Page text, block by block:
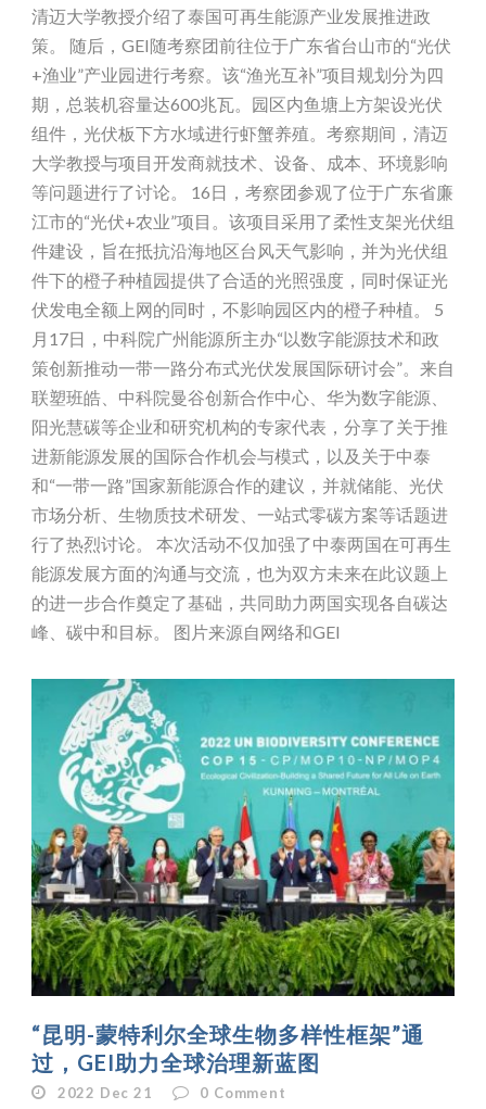
清迈大学教授介绍了泰国可再生能源产业发展推进政
策。 随后，GEI随考察团前往位于广东省台山市的“光伏
+渔业”产业园进行考察。该“渔光互补”项目规划分为四
期，总装机容量达600兆瓦。园区内鱼塘上方架设光伏
组件，光伏板下方水域进行虾蟹养殖。考察期间，清迈
大学教授与项目开发商就技术、设备、成本、环境影响
等问题进行了讨论。 16日，考察团参观了位于广东省廉
江市的“光伏+农业”项目。该项目采用了柔性支架光伏组
件建设，旨在抵抗沿海地区台风天气影响，并为光伏组
件下的橙子种植园提供了合适的光照强度，同时保证光
伏发电全额上网的同时，不影响园区内的橙子种植。 5
月17日，中科院广州能源所主办“以数字能源技术和政
策创新推动一带一路分布式光伏发展国际研讨会”。来自
联塑班皓、中科院曼谷创新合作中心、华为数字能源、
阳光慧碳等企业和研究机构的专家代表，分享了关于推
进新能源发展的国际合作机会与模式，以及关于中泰
和“一带一路”国家新能源合作的建议，并就储能、光伏
市场分析、生物质技术研发、一站式零碳方案等话题进
行了热烈讨论。 本次活动不仅加强了中泰两国在可再生
能源发展方面的沟通与交流，也为双方未来在此议题上
的进一步合作奠定了基础，共同助力两国实现各自碳达
峰、碳中和目标。 图片来源自网络和GEI
“昆明-蒙特利尔全球生物多样性框架”通
过，GEI助力全球治理新蓝图
2022 Dec 21 0 Comment